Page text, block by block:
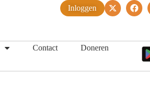
Inloggen
Contact Doneren